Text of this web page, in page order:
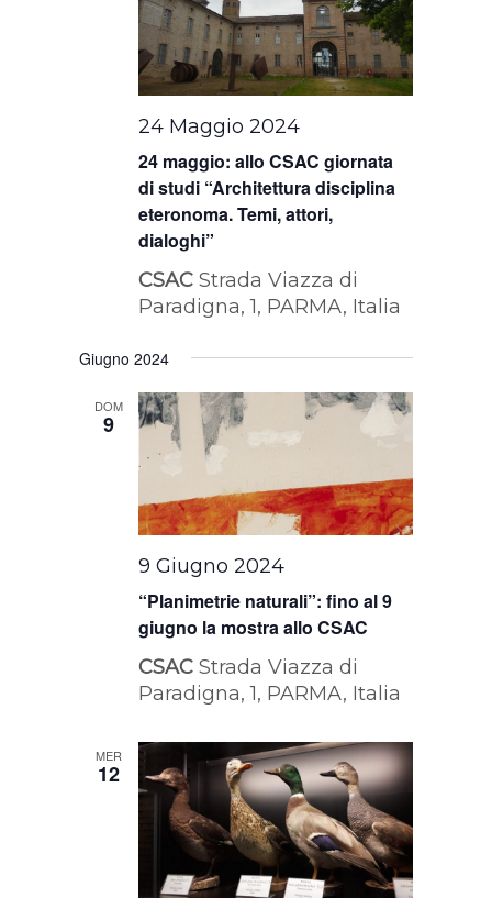
24 maggio: allo CSAC giornata
di studi “Architettura disciplina
eteronoma. Temi, attori,
dialoghi”
24 Maggio 2024
CSACStrada Viazza di
Paradigna, 1, PARMA, Italia
Giugno 2024
DOM
9
“Planimetrie naturali”: fino al 9
giugno la mostra allo CSAC
9 Giugno 2024
CSACStrada Viazza di
Paradigna, 1, PARMA, Italia
MER
12